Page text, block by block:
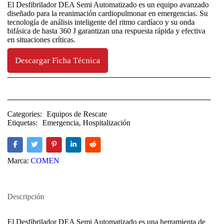
El Desfibrilador DEA Semi Automatizado es un equipo avanzado
diseñado para la reanimación cardiopulmonar en emergencias. Su
tecnología de análisis inteligente del ritmo cardíaco y su onda
bifásica de hasta 360 J garantizan una respuesta rápida y efectiva
en situaciones críticas.
Descargar Ficha Técnica
Categories:
Equipos de Rescate
Etiquetas:
Emergencia, Hospitalización
Marca: COMEN
Descripción
El Desfibrilador DEA Semi Automatizado es una herramienta de